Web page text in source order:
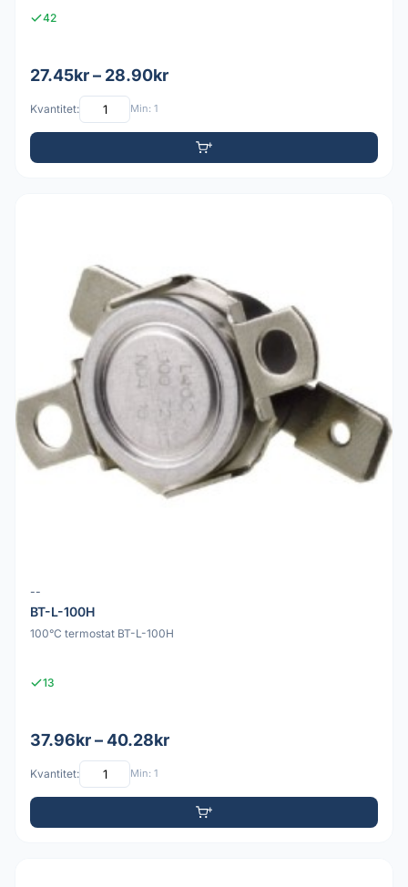
42
27.45kr – 28.90kr
Kvantitet: Min: 1
--
BT-L-100H
100°C termostat BT-L-100H
13
37.96kr – 40.28kr
Kvantitet: Min: 1